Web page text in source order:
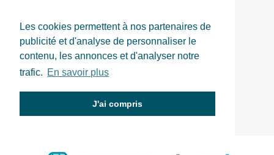
Les cookies permettent à nos partenaires de
publicité et d'analyse de personnaliser le
contenu, les annonces et d'analyser notre
trafic. En savoir plus
J'ai compris